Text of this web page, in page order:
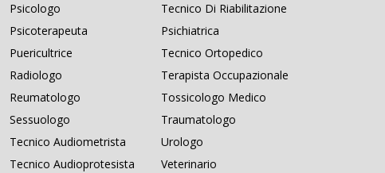
Psicologo
Psicoterapeuta
Puericultrice
Radiologo
Reumatologo
Sessuologo
Tecnico Audiometrista
Tecnico Audioprotesista
Tecnico Di Riabilitazione
Psichiatrica
Tecnico Ortopedico
Terapista Occupazionale
Tossicologo Medico
Traumatologo
Urologo
Veterinario